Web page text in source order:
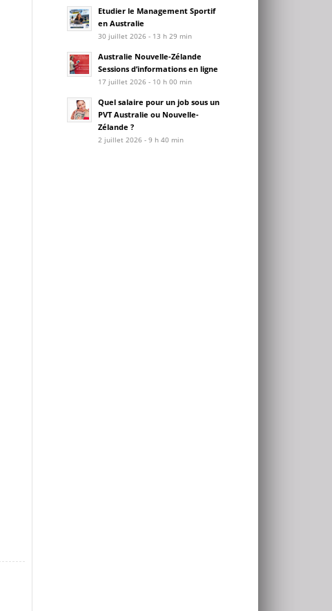
Etudier le Management Sportif
en Australie
30 juillet 2026 - 13 h 29 min
Australie Nouvelle-Zélande
Sessions d’informations en ligne
17 juillet 2026 - 10 h 00 min
Quel salaire pour un job sous un
PVT Australie ou Nouvelle-
Zélande ?
2 juillet 2026 - 9 h 40 min